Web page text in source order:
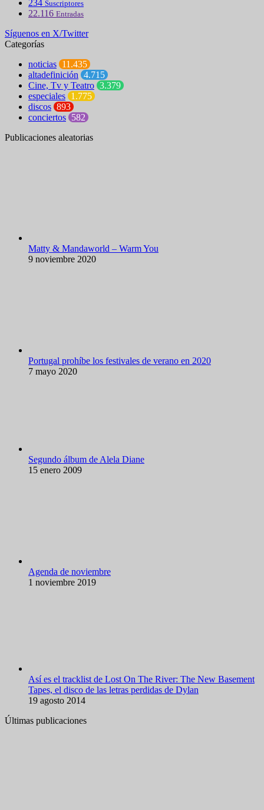
234 Suscriptores
22.116 Entradas
Síguenos en X/Twitter
Categorías
noticias 11.435
altadefinición 4.715
Cine, Tv y Teatro 3.379
especiales 1.775
discos 893
conciertos 582
Publicaciones aleatorias
Matty & Mandaworld – Warm You
9 noviembre 2020
Portugal prohíbe los festivales de verano en 2020
7 mayo 2020
Segundo álbum de Alela Diane
15 enero 2009
Agenda de noviembre
1 noviembre 2019
Así es el tracklist de Lost On The River: The New Basement
Tapes, el disco de las letras perdidas de Dylan
19 agosto 2014
Últimas publicaciones